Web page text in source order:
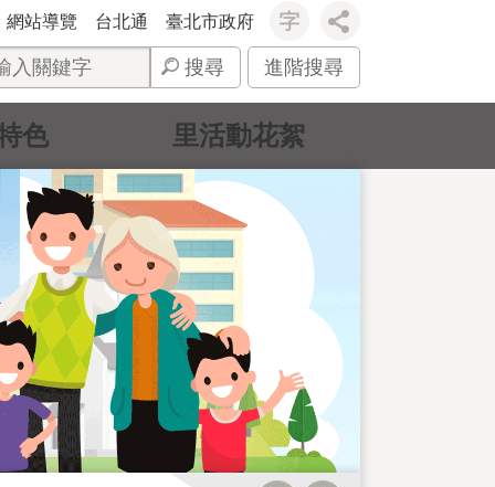
網站導覽 台北通 臺北市政府
搜尋 進階搜尋
色 里活動花絮